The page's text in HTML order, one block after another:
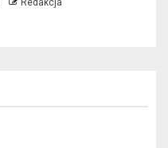
Redakcja